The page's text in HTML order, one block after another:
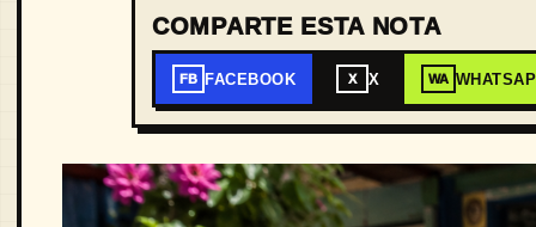
COMPARTE ESTA NOTA
FB FACEBOOK X X WA